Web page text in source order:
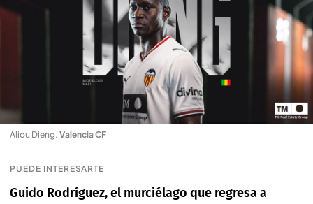
Aliou Dieng. Valencia CF
PUEDE INTERESARTE
Guido Rodríguez, el murciélago que regresa a